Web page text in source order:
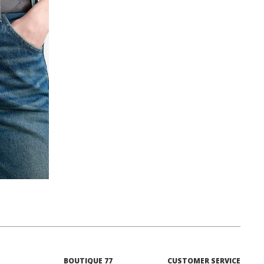
CUSTOMER SERVICE
BOUTIQUE 77